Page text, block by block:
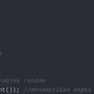
random
//menampilkan angka